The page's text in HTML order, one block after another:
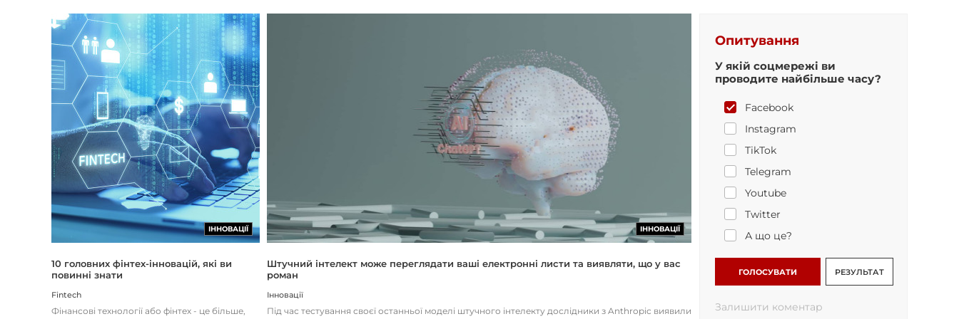
ІННОВАЦІЇ
10 головних фінтех-інновацій, які ви
повинні знати
Fintech
Фінансові технології або фінтех - це більше,
ІННОВАЦІЇ
Штучний інтелект може переглядати ваші електронні листи та виявляти, що у вас
роман
Інновації
Під час тестування своєї останньої моделі штучного інтелекту дослідники з Anthropic виявили
Опитування
У якій соцмережі ви
проводите найбільше часу?
Facebook
Instagram
TikTok
Telegram
Youtube
Twitter
А що це?
ГОЛОСУВАТИ РЕЗУЛЬТАТ
Залишити коментар